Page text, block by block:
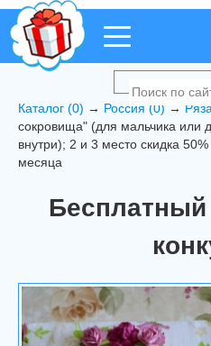
Каталог (0) → Россия (0) →
сокровища" (для мальчика или
внутри); 2 и 3 место скидка
месяца